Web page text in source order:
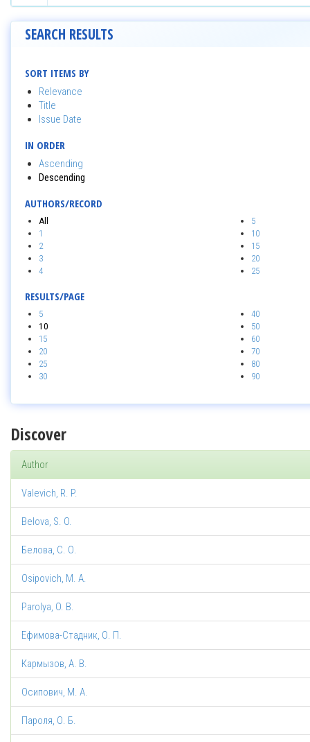
SEARCH RESULTS
SORT ITEMS BY
Relevance
Title
Issue Date
IN ORDER
Ascending
Descending
AUTHORS/RECORD
All
1
2
3
4
5
10
15
20
25
RESULTS/PAGE
5
10
15
20
25
30
40
50
60
70
80
90
Discover
Author
Valevich, R. P.
Belova, S. O.
Белова, С. О.
Osipovich, M. A.
Parolya, O. B.
Ефимова-Стадник, О. П.
Кармызов, А. В.
Осипович, М. А.
Пароля, О. Б.